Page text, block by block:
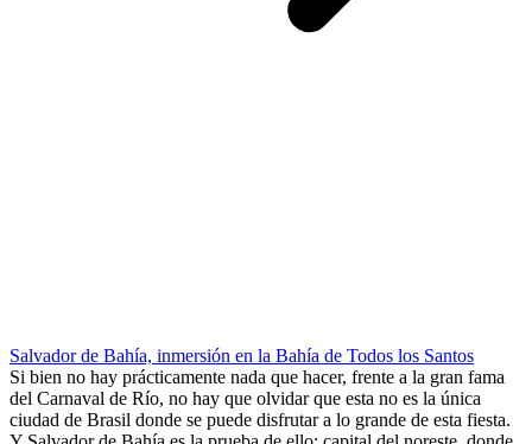
Salvador de Bahía, inmersión en la Bahía de Todos los Santos
Si bien no hay prácticamente nada que hacer, frente a la gran fama
del Carnaval de Río, no hay que olvidar que esta no es la única
ciudad de Brasil donde se puede disfrutar a lo grande de esta fiesta.